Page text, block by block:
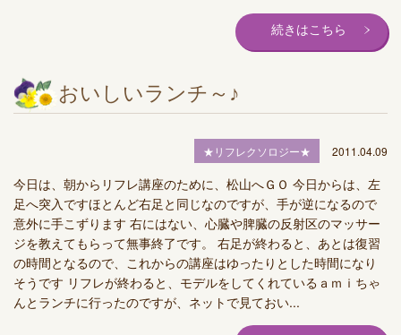
続きはこちら
おいしいランチ～♪
★リフレクソロジー★ 2011.04.09
今日は、朝からリフレ講座のために、松山へＧＯ 今日からは、左
足へ突入ですほとんど右足と同じなのですが、手が逆になるので
意外に手こずります 右にはない、心臓や脾臓の反射区のマッサー
ジを教えてもらって無事終了です。 右足が終わると、あとは復習
の時間となるので、これからの講座はゆったりとした時間になり
そうです リフレが終わると、モデルをしてくれているａｍｉちゃ
んとランチに行ったのですが、ネットで見ておい...